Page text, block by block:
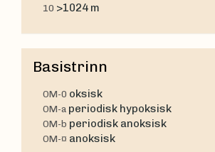
10 >1024 m
Basistrinn
OM-0 oksisk
OM-a periodisk hypoksisk
OM-b periodisk anoksisk
OM-¤ anoksisk